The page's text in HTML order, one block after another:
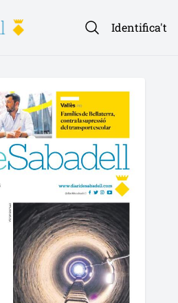
Identifica't